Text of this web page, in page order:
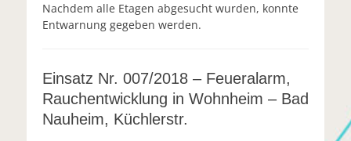
Nachdem alle Etagen abgesucht wurden, konnte
Entwarnung gegeben werden.
Einsatz Nr. 007/2018 – Feueralarm,
Rauchentwicklung in Wohnheim – Bad
Nauheim, Küchlerstr.